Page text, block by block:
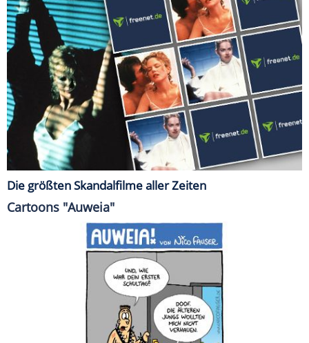
Die größten Skandalfilme aller Zeiten
Cartoons "Auweia"